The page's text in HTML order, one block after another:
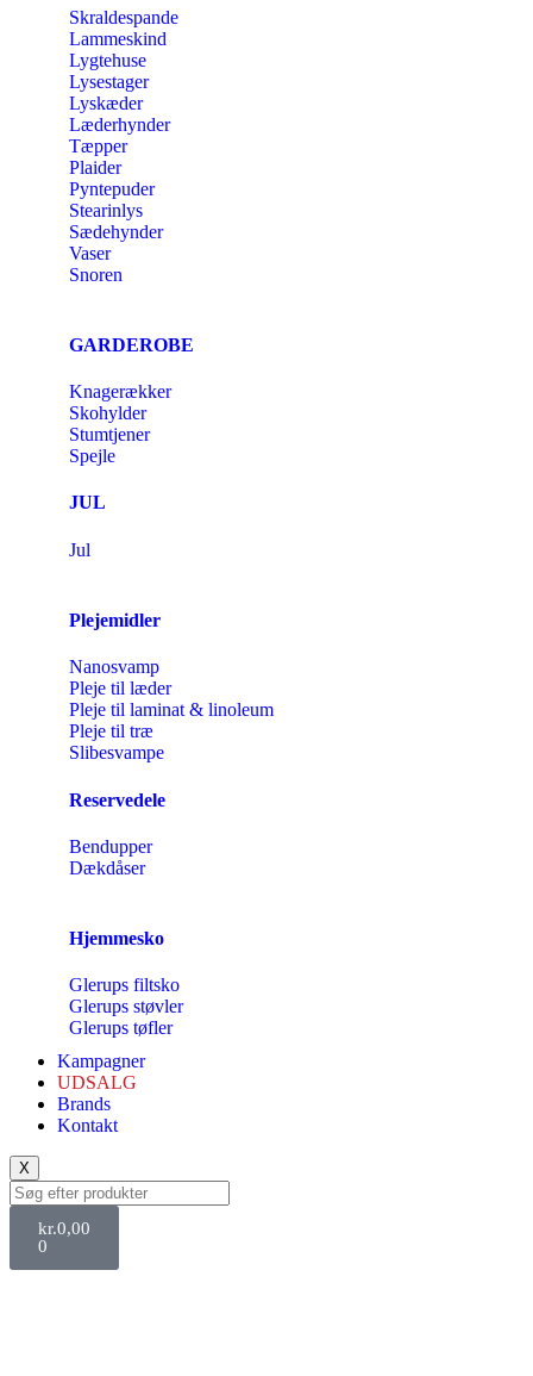
Skraldespande
Lammeskind
Lygtehuse
Lysestager
Lyskæder
Læderhynder
Tæpper
Plaider
Pyntepuder
Stearinlys
Sædehynder
Vaser
Snoren
GARDEROBE
Knagerækker
Skohylder
Stumtjener
Spejle
JUL
Jul
Plejemidler
Nanosvamp
Pleje til læder
Pleje til laminat & linoleum
Pleje til træ
Slibesvampe
Reservedele
Bendupper
Dækdåser
Hjemmesko
Glerups filtsko
Glerups støvler
Glerups tøfler
Kampagner
UDSALG
Brands
Kontakt
X
kr.0,00
0